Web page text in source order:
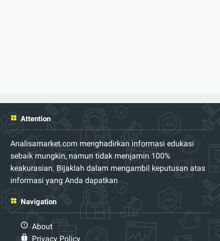
Attention
Analisamarket.com menghadirkan informasi edukasi
sebaik mungkin, namun tidak menjamin 100%
keakurasian. Bijaklah dalam mengambil keputusan atas
informasi yang Anda dapatkan
Navigation
About
Privacy Policy